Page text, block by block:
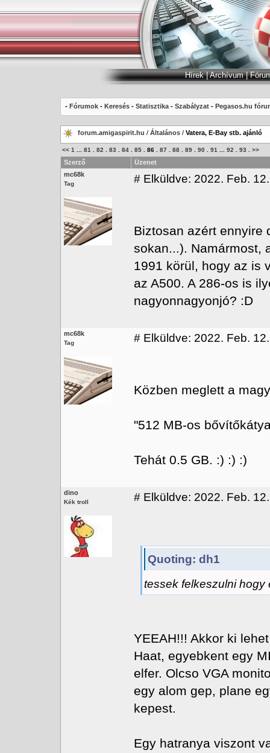
Hírek|Archívum|
- Fórumok - Keresés - Statisztika - Szabályzat - Pegasos.hu
forum.amigaspirit.hu / Általános / Vatera, E-Bay stb. ajánló
<< 1 81 82 83 84 85 86 87 88 89 90 91 92 93 >>
Szerző
Üzenet
mc68k
Tag # Elküldve: 2022. Feb.
Biztosan azért ennyire
sokan...). Namármost,
1991 körül, hogy az is
az A500. A 286-os is
nagyonnagyonjó? :D
mc68k
Tag # Elküldve: 2022. Feb.
Közben meglett a
"512 MB-os
Tehát 0.5 GB. :) :) :)
dino
Kék troll # Elküldve: 2022. Feb.
Quoting: dh1
tessek felkeszulni
YEEAH!!! Akkor ki
Haat, egyebkent egy
elfer. Olcso VGA
egy alom gep, plane
kepest.
Egy hatranya viszont